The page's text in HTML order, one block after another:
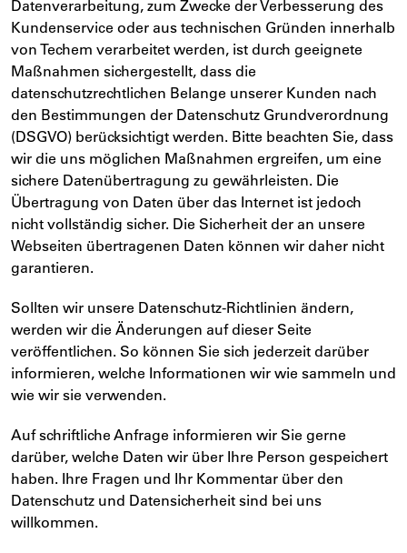
Datenverarbeitung, zum Zwecke der Verbesserung des
Kundenservice oder aus technischen Gründen innerhalb
von Techem verarbeitet werden, ist durch geeignete
Maßnahmen sichergestellt, dass die
datenschutzrechtlichen Belange unserer Kunden nach
den Bestimmungen der Datenschutz Grundverordnung
(DSGVO) berücksichtigt werden. Bitte beachten Sie, dass
wir die uns möglichen Maßnahmen ergreifen, um eine
sichere Datenübertragung zu gewährleisten. Die
Übertragung von Daten über das Internet ist jedoch
nicht vollständig sicher. Die Sicherheit der an unsere
Webseiten übertragenen Daten können wir daher nicht
garantieren.
Sollten wir unsere Datenschutz-Richtlinien ändern,
werden wir die Änderungen auf dieser Seite
veröffentlichen. So können Sie sich jederzeit darüber
informieren, welche Informationen wir wie sammeln und
wie wir sie verwenden.
Auf schriftliche Anfrage informieren wir Sie gerne
darüber, welche Daten wir über Ihre Person gespeichert
haben. Ihre Fragen und Ihr Kommentar über den
Datenschutz und Datensicherheit sind bei uns
willkommen.